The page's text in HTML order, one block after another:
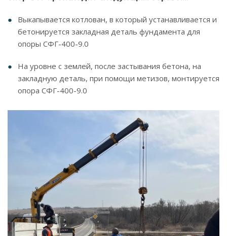
Выкапывается котлован, в который устанавливается и
бетонируется закладная деталь фундамента для
опоры СФГ-400-9.0
На уровне с землей, после застывания бетона, на
закладную деталь, при помощи метизов, монтируется
опора СФГ-400-9.0